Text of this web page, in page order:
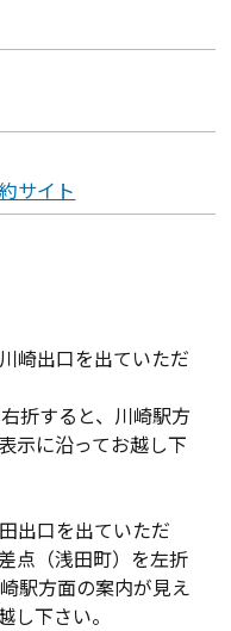
サイト
崎出口を出ていただ
折すると、川崎駅方
示に沿ってお越し下
出口を出ていただ
点（浅田町）を左折
駅方面の案内が見え
し下さい。